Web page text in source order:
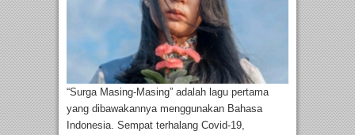
“Surga Masing-Masing” adalah lagu pertama
yang dibawakannya menggunakan Bahasa
Indonesia. Sempat terhalang Covid-19,